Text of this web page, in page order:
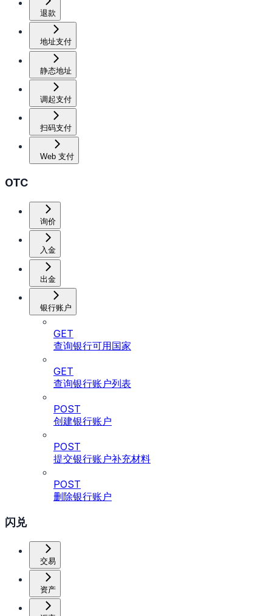
退款
地址支付
静态地址
调起支付
扫码支付
Web 支付
OTC
询价
入金
出金
银行账户
GET
查询银行可用国家
GET
查询银行账户列表
POST
创建银行账户
POST
提交银行账户补充材料
POST
删除银行账户
闪兑
交易
资产